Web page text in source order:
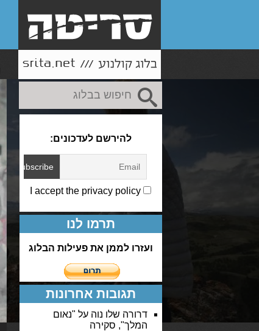
להירשם לעדכונים:
תרמו לנו
ועזרו לממן את פעילות הבלוג
תגובות אחרונות
דרורה שלו נוה על "נאום
המלך", סקירה